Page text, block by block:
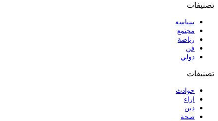
تصنيفات
سياسة
مجتمع
رياضة
فن
دولي
تصنيفات
حوادث
اراء
دين
صحة